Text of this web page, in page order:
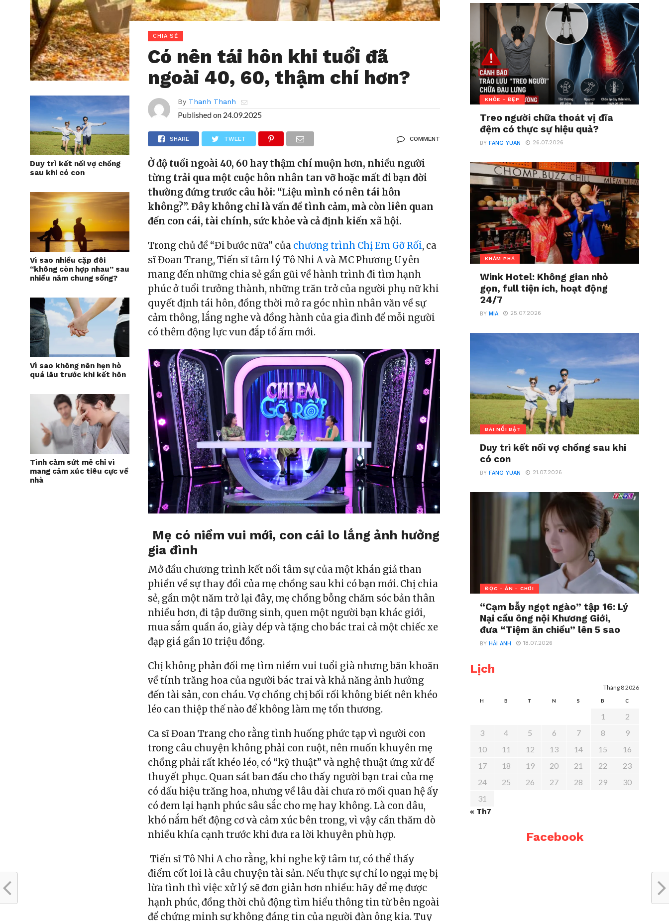
Duy trì kết nối vợ chồng
sau khi có con
Vì sao nhiều cặp đôi
“không còn hợp nhau” sau
nhiều năm chung sống?
Vì sao không nên hẹn hò
quá lâu trước khi kết hôn
Tình cảm sứt mẻ chỉ vì
mang cảm xúc tiêu cực về
nhà
CHIA SẺ
Có nên tái hôn khi tuổi đã
ngoài 40, 60, thậm chí hơn?
By Thanh Thanh
Published on 24.09.2025
SHARE TWEET COMMENT
Ở độ tuổi ngoài 40, 60 hay thậm chí muộn hơn, nhiều người
từng trải qua một cuộc hôn nhân tan vỡ hoặc mất đi bạn đời
thường đứng trước câu hỏi: “Liệu mình có nên tái hôn
không?”. Đây không chỉ là vấn đề tình cảm, mà còn liên quan
đến con cái, tài chính, sức khỏe và cả định kiến xã hội.
Trong chủ đề “Đi bước nữa” của chương trình Chị Em Gỡ Rối, ca
sĩ Đoan Trang, Tiến sĩ tâm lý Tô Nhi A và MC Phương Uyên
mang đến những chia sẻ gần gũi về hành trình đi tìm hạnh
phúc ở tuổi trưởng thành, những trăn trở của người phụ nữ khi
quyết định tái hôn, đồng thời mở ra góc nhìn nhân văn về sự
cảm thông, lắng nghe và đồng hành của gia đình để mỗi người
có thêm động lực vun đắp tổ ấm mới.
Mẹ có niềm vui mới, con cái lo lắng ảnh hưởng
gia đình
Mở đầu chương trình kết nối tâm sự của một khán giả than
phiền về sự thay đổi của mẹ chồng sau khi có bạn mới. Chị chia
sẻ, gần một năm trở lại đây, mẹ chồng bỗng chăm sóc bản thân
nhiều hơn, đi tập dưỡng sinh, quen một người bạn khác giới,
mua sắm quần áo, giày dép và tặng cho bác trai cả một chiếc xe
đạp giá gần 10 triệu đồng.
Chị không phản đối mẹ tìm niềm vui tuổi già nhưng băn khoăn
về tính trăng hoa của người bác trai và khả năng ảnh hưởng
đến tài sản, con cháu. Vợ chồng chị bối rối không biết nên khéo
léo can thiệp thế nào để không làm mẹ tổn thương.
Ca sĩ Đoan Trang cho rằng tình huống phức tạp vì người con
trong câu chuyện không phải con ruột, nên muốn khuyên mẹ
chồng phải rất khéo léo, có “kỹ thuật” và nghệ thuật ứng xử để
thuyết phục. Quan sát ban đầu cho thấy người bạn trai của mẹ
có dấu hiệu trăng hoa, nhưng về lâu dài chưa rõ mối quan hệ ấy
có đem lại hạnh phúc sâu sắc cho mẹ hay không. Là con dâu,
khó nắm hết động cơ và cảm xúc bên trong, vì vậy cần thăm dò
nhiều khía cạnh trước khi đưa ra lời khuyên phù hợp.
Tiến sĩ Tô Nhi A cho rằng, khi nghe kỹ tâm tư, có thể thấy
điểm cốt lõi là câu chuyện tài sản. Nếu thực sự chỉ lo ngại mẹ bị
lừa tình thì việc xử lý sẽ đơn giản hơn nhiều: hãy để mẹ được
hạnh phúc, đồng thời chủ động tìm hiểu thông tin từ bên ngoài
để chứng minh sự không đáng tin của người đàn ông kia. Tuy
KHỎE - ĐẸP
Treo người chữa thoát vị đĩa
đệm có thực sự hiệu quả?
BYFANG YUAN 26.07.2026
KHÁM PHÁ
Wink Hotel: Không gian nhỏ
gọn, full tiện ích, hoạt động
24/7
BYMIA 25.07.2026
BÀI NỔI BẬT
Duy trì kết nối vợ chồng sau khi
có con
BYFANG YUAN 21.07.2026
ĐỌC - ĂN - CHƠI
“Cạm bẫy ngọt ngào” tập 16: Lý
Nại cầu ông nội Khương Giới,
đưa “Tiệm ăn chiều” lên 5 sao
BYHẢI ANH 18.07.2026
Lịch
Tháng 8 2026
H B T N S B C
1
2
3
4 5 6 7 8
9
10
11 12 13 14 15
16
17
18 19 20 21 22
23
24
25 26 27 28 29
30
31
« Th7
Facebook